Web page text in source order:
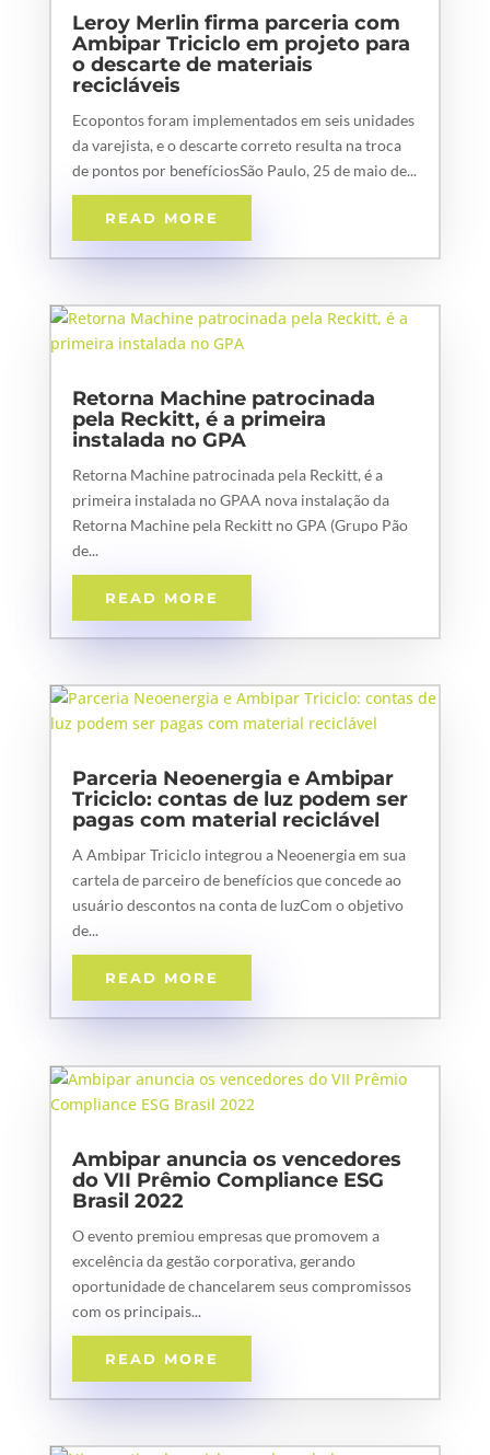
Leroy Merlin firma parceria com
Ambipar Triciclo em projeto para
o descarte de materiais
recicláveis
Ecopontos foram implementados em seis unidades
da varejista, e o descarte correto resulta na troca
de pontos por benefíciosSão Paulo, 25 de maio de...
READ MORE
Retorna Machine patrocinada
pela Reckitt, é a primeira
instalada no GPA
Retorna Machine patrocinada pela Reckitt, é a
primeira instalada no GPAA nova instalação da
Retorna Machine pela Reckitt no GPA (Grupo Pão
de...
READ MORE
Parceria Neoenergia e Ambipar
Triciclo: contas de luz podem ser
pagas com material reciclável
A Ambipar Triciclo integrou a Neoenergia em sua
cartela de parceiro de benefícios que concede ao
usuário descontos na conta de luzCom o objetivo
de...
READ MORE
Ambipar anuncia os vencedores
do VII Prêmio Compliance ESG
Brasil 2022
O evento premiou empresas que promovem a
excelência da gestão corporativa, gerando
oportunidade de chancelarem seus compromissos
com os principais...
READ MORE